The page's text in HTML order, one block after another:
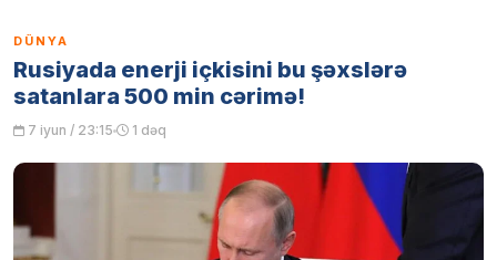
DÜNYA
Rusiyada enerji içkisini bu şəxslərə
satanlara 500 min cərimə!
7 iyun / 23:15 1 dəq